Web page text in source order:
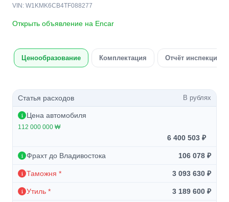
VIN: W1KMK6CB4TF088277
Открыть объявление на Encar
Ценообразование Комплектация Отчёт инспекции
Статья расходов В рублях
Цена автомобиля
112 000 000 ₩
6 400 503 ₽
Фрахт до Владивостока 106 078 ₽
Таможня * 3 093 630 ₽
Утиль * 3 189 600 ₽